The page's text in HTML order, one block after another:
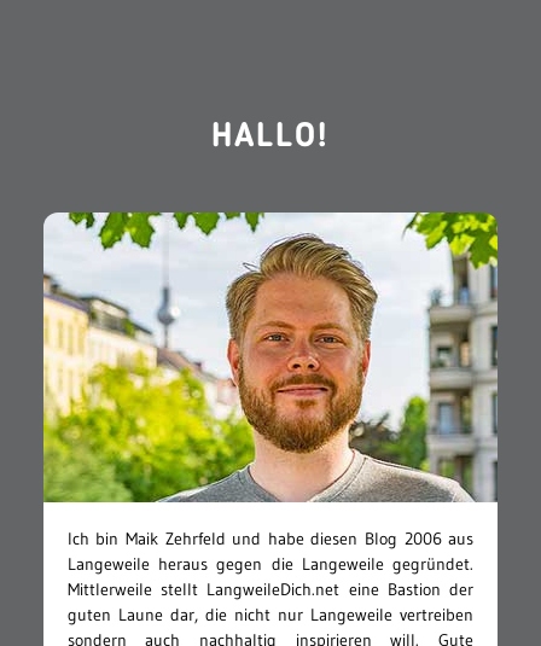
HALLO!
Ich bin Maik Zehrfeld und habe diesen Blog 2006 aus
Langeweile heraus gegen die Langeweile gegründet.
Mittlerweile stellt LangweileDich.net eine Bastion der
guten Laune dar, die nicht nur Langeweile vertreiben
sondern auch nachhaltig inspirieren will. Gute